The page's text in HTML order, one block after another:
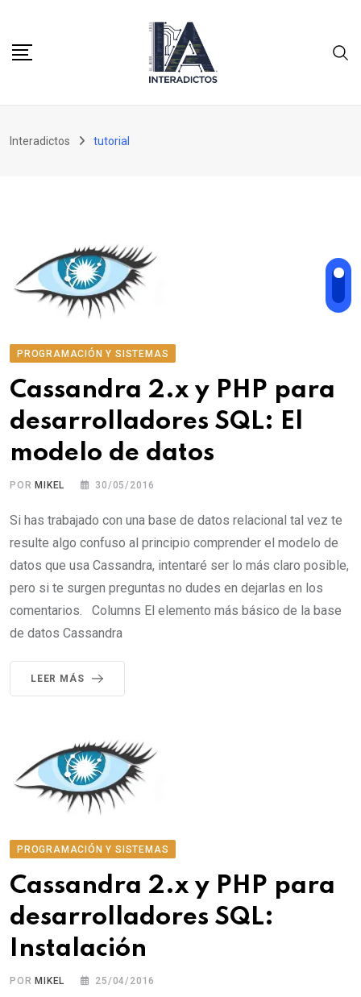
content
Interadictos tutorial
PROGRAMACIÓN Y SISTEMAS
Cassandra 2.x y PHP para
desarrolladores SQL: El
modelo de datos
POR MIKEL 30/05/2016
Si has trabajado con una base de datos relacional tal vez te
resulte algo confuso al principio comprender el modelo de
datos que usa Cassandra, intentaré ser lo más claro posible,
pero si te surgen preguntas no dudes en dejarlas en los
comentarios. Columns El elemento más básico de la base
de datos Cassandra
LEER MÁS
PROGRAMACIÓN Y SISTEMAS
Cassandra 2.x y PHP para
desarrolladores SQL:
Instalación
POR MIKEL 25/04/2016